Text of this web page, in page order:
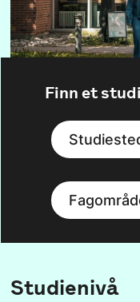
Finn et
Studienivå